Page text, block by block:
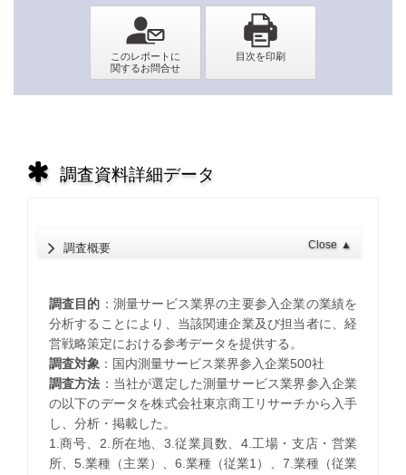
調査資料詳細データ
調査概要 Close ▲
調査目的 ：測量サービス業界の主要参入企業の業績を
分析することにより、当該関連企業及び担当者に、経
営戦略策定における参考データを提供する。
調査対象：国内測量サービス業界参入企業500社
調査方法 ：当社が選定した測量サービス業界参入企業
の以下のデータを株式会社東京商工リサーチから入手
し、分析・掲載した。
1.商号、2.所在地、3.従業員数、4.工場・支店・営業
所、5.業種（主業）、6.業種（従業1）、7.業種（従業